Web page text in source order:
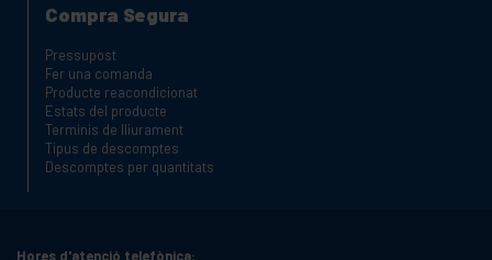
Compra Segura
Pressupost
Fer una comanda
Producte reacondicionat
Estats del producte
Terminis de lliurament
Tipus de descomptes
Descomptes per quantitats
Hores d'atenció telefònica: